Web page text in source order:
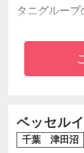
タニグルー
気のＴＤＲ
ンションセ
ネス、レジ
を用意、優雅
けます。
ベッセル
千葉 津田沼